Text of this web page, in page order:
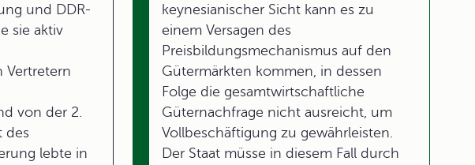
und DDR-
sie aktiv
Vertretern
von der 2.
des
lebte in
keynesianischer Sicht kann es zu
einem Versagen des
Preisbildungsmechanismus auf den
Gütermärkten kommen, in dessen
Folge die gesamtwirtschaftliche
Güternachfrage nicht ausreicht, um
Vollbeschäftigung zu gewährleisten.
Der Staat müsse in diesem Fall durch